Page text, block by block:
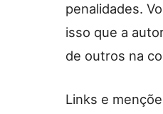
penalidades.
isso que a
de outros na
Links e